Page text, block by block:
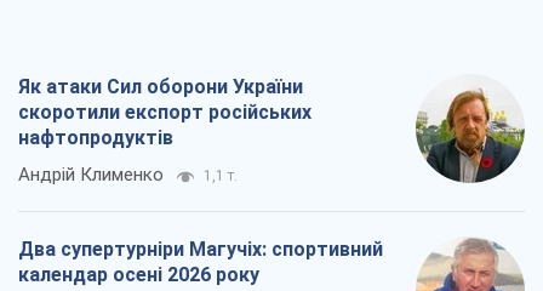
Як атаки Сил оборони України
скоротили експорт російських
нафтопродуктів
Андрій Клименко 1,1 т.
Два супертурніри Магучіх: спортивний
календар осені 2026 року